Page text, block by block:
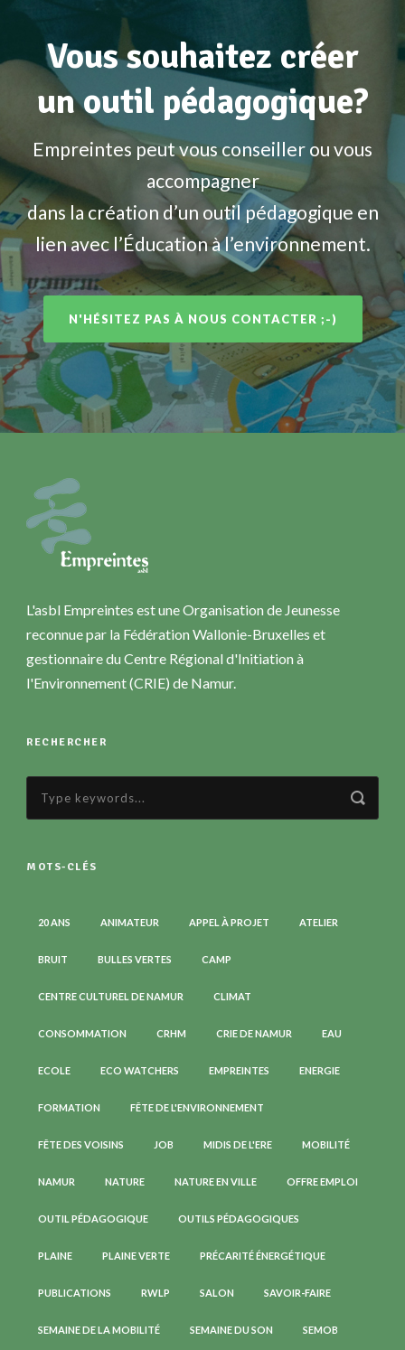
Vous souhaitez créer
un outil pédagogique?
Empreintes peut vous conseiller ou vous
accompagner
dans la création d’un outil pédagogique en
lien avec l’Éducation à l’environnement.
N'HÉSITEZ PAS À NOUS CONTACTER ;-)
L'asbl Empreintes est une Organisation de Jeunesse
reconnue par la Fédération Wallonie-Bruxelles et
gestionnaire du Centre Régional d'Initiation à
l'Environnement (CRIE) de Namur.
RECHERCHER
MOTS-CLÉS
20 ANS ANIMATEUR APPEL À PROJET ATELIER
BRUIT BULLES VERTES CAMP
CENTRE CULTUREL DE NAMUR CLIMAT
CONSOMMATION CRHM CRIE DE NAMUR EAU
ECOLE ECO WATCHERS EMPREINTES ENERGIE
FORMATION FÊTE DE L'ENVIRONNEMENT
FÊTE DES VOISINS JOB MIDIS DE L'ERE MOBILITÉ
NAMUR NATURE NATURE EN VILLE OFFRE EMPLOI
OUTIL PÉDAGOGIQUE OUTILS PÉDAGOGIQUES
PLAINE PLAINE VERTE PRÉCARITÉ ÉNERGÉTIQUE
PUBLICATIONS RWLP SALON SAVOIR-FAIRE
SEMAINE DE LA MOBILITÉ SEMAINE DU SON SEMOB